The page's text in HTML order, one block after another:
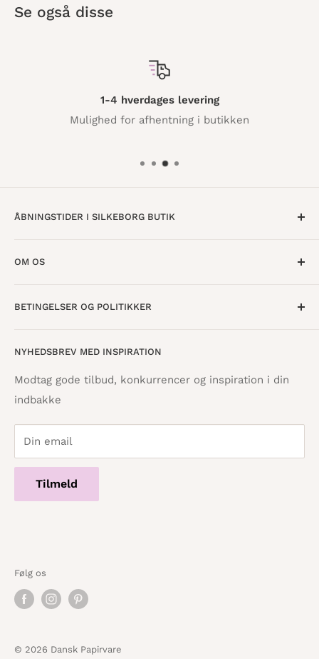
Se også disse
1-4 hverdages levering
Mulighed for afhentning i butikken
ÅBNINGSTIDER I SILKEBORG BUTIK
Fredag · 10:00 - 18:00
Vestergade 8
Tlf.: 86 82 09 25
Telefontid hverdage · 10:00 - 17:00
OM OS
Find butik
BETINGELSER OG POLITIKKER
Tilbagebetalingspolitik
Cookie- og privatlivspolitik
Servicevilkår
NYHEDSBREV MED INSPIRATION
Modtag gode tilbud, konkurrencer og inspiration i din
indbakke
Din email
Tilmeld
Følg os
© 2026 Dansk Papirvare